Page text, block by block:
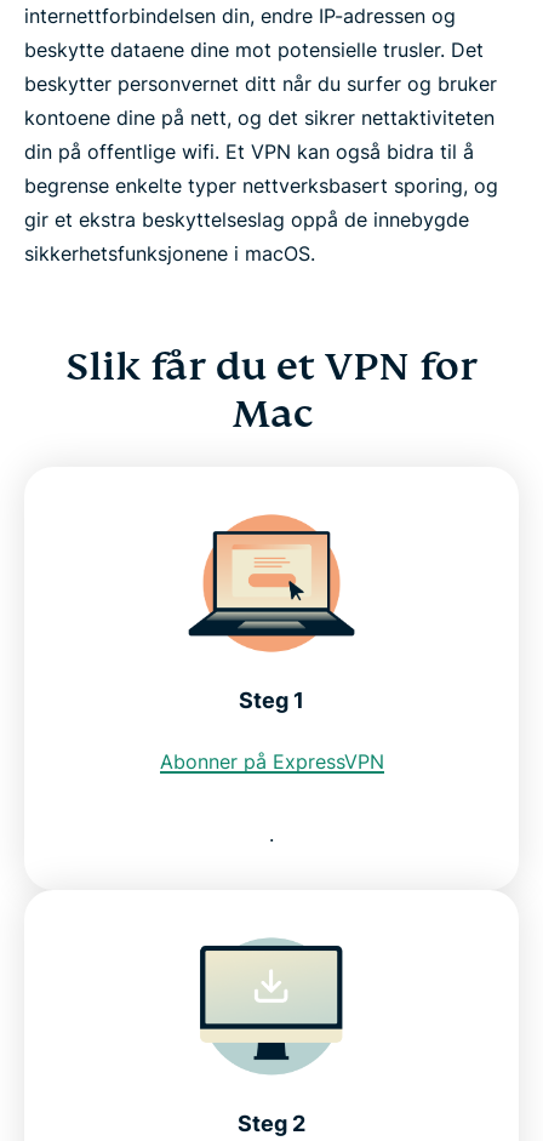
internettforbindelsen din, endre IP-adressen og
beskytte dataene dine mot potensielle trusler. Det
beskytter personvernet ditt når du surfer og bruker
kontoene dine på nett, og det sikrer nettaktiviteten
din på offentlige wifi. Et VPN kan også bidra til å
begrense enkelte typer nettverksbasert sporing, og
gir et ekstra beskyttelseslag oppå de innebygde
sikkerhetsfunksjonene i macOS.
Slik får du et VPN for
Mac
Steg 1
Abonner på ExpressVPN
.
Steg 2